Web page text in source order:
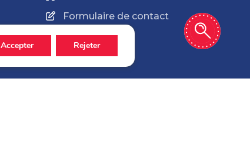
Formulaire de contact
Accepter Rejeter